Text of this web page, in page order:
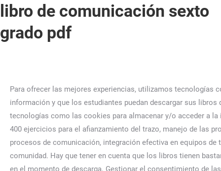
libro de comunicación sexto
grado pdf
Para ofrecer las mejores experiencias, utilizamos tecnologías como las cookies para almacenar y/o acceder a la información del dispositivo. La intención de este sitio web es ofrecer información y que los estudiantes puedan descargar sus libros de una manera rápida, sencilla y, lo más importante, gratuita. 6. Para ofrecer las mejores experiencias, utilizamos tecnologías como las cookies para almacenar y/o acceder a la información del dispositivo. File Type PDF Libro Santillana Sexto Grado Comunicacion Colección de cuadernos con más de 400 ejercicios para el afianzamiento del trazo, manejo de las proporciones y desarrollo de otras habilidades artísticas. El libro promueve la participación activa de los estudiantes en procesos de comunicación, integración efectiva en equipos de trabajo y en la intervención planificada y consciente frente a las necesidades, problemáticas y potencialidades de su comunidad. Hay que tener en cuenta que los libros tienen bastantes MB, por lo tanto, el tiempo de descarga puede ser lento y largo, dependiendo de la conexión a Internet con la que cuente en el momento de descarga. Gestionar el consentimiento de las cookies. 6 semestre de Telebachillerato – Descargar en PDF, Libro de Ciencias de la Salud II. Descargar Libro de Comunicación 6 Grado de Primaria. Libro de texto de Comunicación y Lenguaje sexto grado de primaria del (2022) - Descargar en PDF Bienvenidos a este su portal, de manera breve le informamos que se encuentra en el lugar correcto para descargar el libro comunicación y lenguaje de Guatemala (para sexto grado del nivel de educación primaria) de manera totalmente gratis y segura. A continuación, se presenta la opción de descargar de manera gratuita el libro de Desarrollo Comunitario Quinto y Sexto Semestre Telebachillerato. Recuerda que esta página no es oficial. Busca en tu libro de sexto grado que es una carta y recupera en tu cuaderno que debe de contener. Comprensión de Textos. Dependemos de los anuncios, Por favor, ayúdenos deshabilitando este bloqueador de anuncios. Estos Libros oficiales son obtenidos mediante el Ministerio de Educación de Perú con la finalidad de que los jóvenes peruanos puedan estudiar de una forma libre y Gratuita. Descargar el libro de texto «Ciencias de la Comunicación II» semestre 6º 2022-2023 en PDF. Observa la situacién comunicativa y desarrolla las actividades. Acrónimo These cookies will be stored in your browser only with your consent. El consentimiento de estas tecnologías nos permitirá procesar datos como el comportamiento de navegación o las identificaciones únicas en este sitio. Revisa el uso correcto de las reglas de tildacién y acentuacién especial e. Corrige el primer borrador y redacta la versién final para presentarlo a tu profesor (a). Encuentra el libro que necesitas utilizando el buscador seleccionando primero el grado educacional y luego la asignatura de tu interés. Tu dirección de correo electrónico no será publicada. Pero si necesitas ver los libros de un grado completo, mira más abajo todo listado de libros o utilizando el menú superior. Para descargar los libros de texto, primero se debe hacer clic derecho en los links que están a continuación y seleccione la opción «Guardar enlace como…», también puede hacer clic izquierdo para ver directamente el archivo PDF en su navegador. a. Conversa con tus compafieros (as) sobre la situacién